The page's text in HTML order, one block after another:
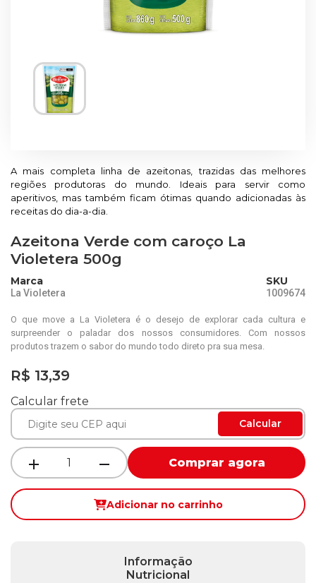
A mais completa linha de azeitonas, trazidas das melhores
regiões produtoras do mundo. Ideais para servir como
aperitivos, mas também ficam ótimas quando adicionadas às
receitas do dia-a-dia.
Azeitona Verde com caroço La
Violetera 500g
Marca
La Violetera
SKU
1009674
O que move a La Violetera é o desejo de explorar cada cultura e
surpreender o paladar dos nossos consumidores. Com nossos
produtos trazem o sabor do mundo todo direto pra sua mesa.
R$ 13,39
Calcular frete
Calcular
Comprar agora
Adicionar no carrinho
Informação
Nutricional